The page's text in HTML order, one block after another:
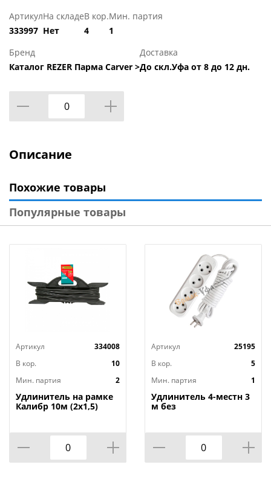
Артикул
333997
На складе
Нет
В кор.
4
Мин. партия
1
Бренд
Каталог REZER Парма Carver >
Доставка
До скл.Уфа от 8 до 12 дн.
Описание
Похожие товары
Популярные товары
Артикул
334008
В кор.
10
Мин. партия
2
Удлинитель на рамке
Калибр 10м (2х1,5)
Артикул
25195
В кор.
5
Мин. партия
1
Удлинитель 4-местн 3
м без
1/40